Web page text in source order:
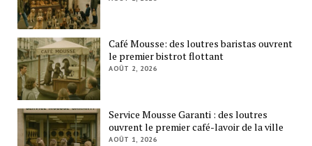
Café Mousse: des loutres baristas ouvrent
le premier bistrot flottant
AOÛT 2, 2026
Service Mousse Garanti : des loutres
ouvrent le premier café-lavoir de la ville
AOÛT 1, 2026